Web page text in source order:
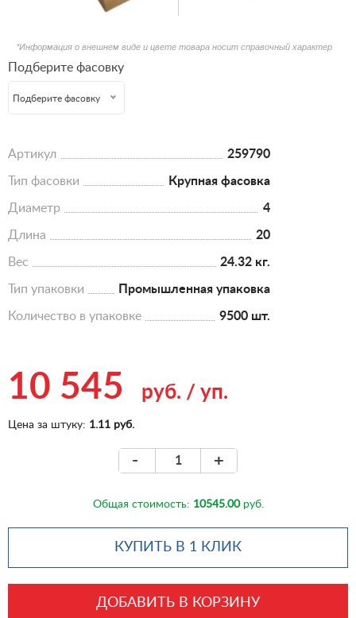
*Информация о внешнем виде и цвете товара носит справочный характер
Подберите фасовку
Подберите фасовку
Артикул 259790
Тип фасовки Крупная фасовка
Диаметр 4
Длина 20
Вес 24.32 кг.
Тип упаковки Промышленная упаковка
Количество в упаковке 9500 шт.
10 545 руб. / уп.
Цена за штуку: 1.11 руб.
- +
Общая стоимость: 10545.00руб.
КУПИТЬ В 1 КЛИК
ДОБАВИТЬ В КОРЗИНУ